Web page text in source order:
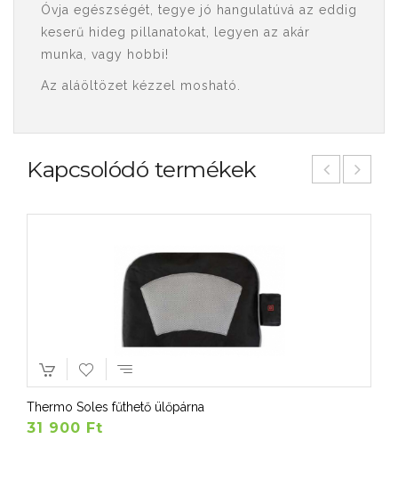
Óvja egészségét, tegye jó hangulatúvá az eddig
keserű hideg pillanatokat, legyen az akár
munka, vagy hobbi!
Az aláöltözet kézzel mosható.
Kapcsolódó termékek
Thermo Soles fűthető ülőpárna
31 900 Ft